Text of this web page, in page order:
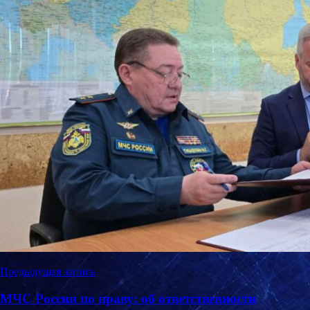
Навигация
по
Предыдущая запись
МЧС России по праву: об ответственности